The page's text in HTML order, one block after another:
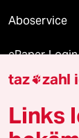
Aboservice
ePaper Login
Downloads
taz zahl
Links